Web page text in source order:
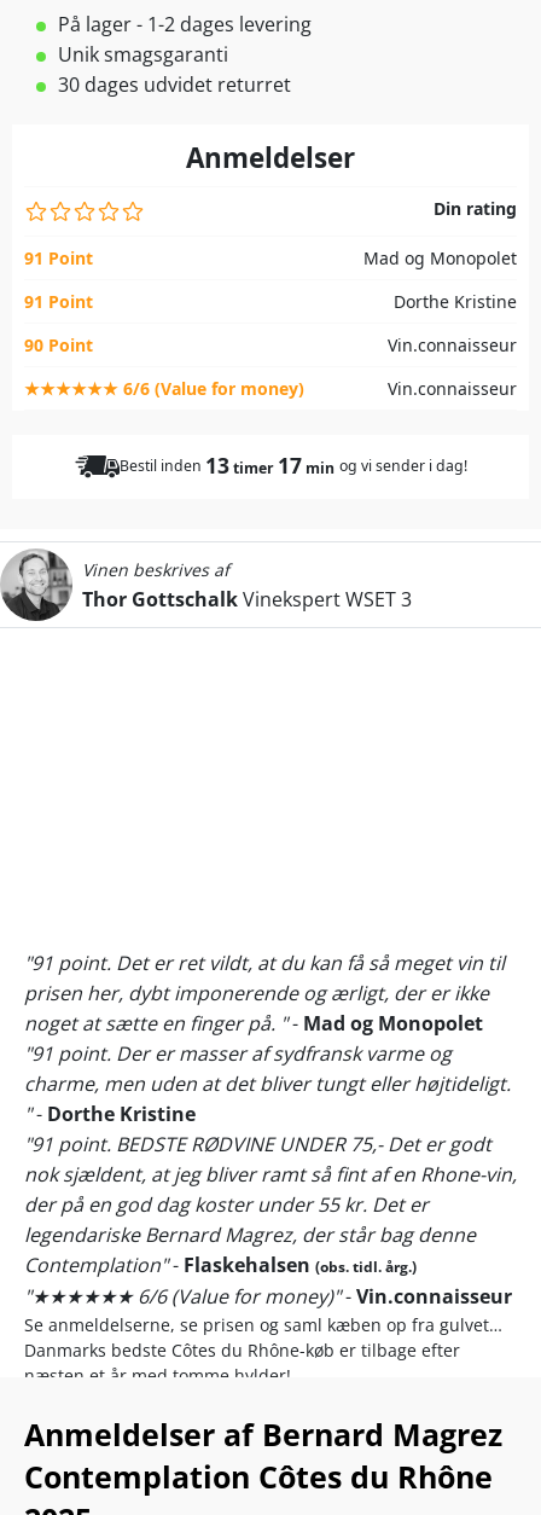
På lager - 1-2 dages levering
Unik smagsgaranti
30 dages udvidet returret
Anmeldelser
Din rating
91 Point
Mad og Monopolet
91 Point
Dorthe Kristine
90 Point
Vin.connaisseur
★★★★★★ 6/6 (Value for money)
Vin.connaisseur
Bestil inden 13timer 17 min og vi sender i dag!
Vinen beskrives af
Thor GottschalkVinekspert WSET 3
"91 point. Det er ret vildt, at du kan få så meget vin til
prisen her, dybt imponerende og ærligt, der er ikke
noget at sætte en finger på. "- Mad og Monopolet
"91 point. Der er masser af sydfransk varme og
charme, men uden at det bliver tungt eller højtideligt.
"- Dorthe Kristine
"91 point. BEDSTE RØDVINE UNDER 75,- Det er godt
nok sjældent, at jeg bliver ramt så fint af en Rhone-vin,
der på en god dag koster under 55 kr. Det er
legendariske Bernard Magrez, der står bag denne
Contemplation"- Flaskehalsen (obs. tidl. årg.)
"★★★★★★ 6/6 (Value for money)"-Vin.connaisseur
Se anmeldelserne, se prisen og saml kæben op fra gulvet…
Danmarks bedste Côtes du Rhône-køb er tilbage efter
næsten et år med tomme hylder!
Som guldnøglerne nederst på flasken afslører, så er det den
legendariske vinmand, Bernard Magrez, der banker hul i det
danske marked med ”Contemplation” Côtes du Rhône.
Anmeldelser af Bernard Magrez
Contemplation Côtes du Rhône